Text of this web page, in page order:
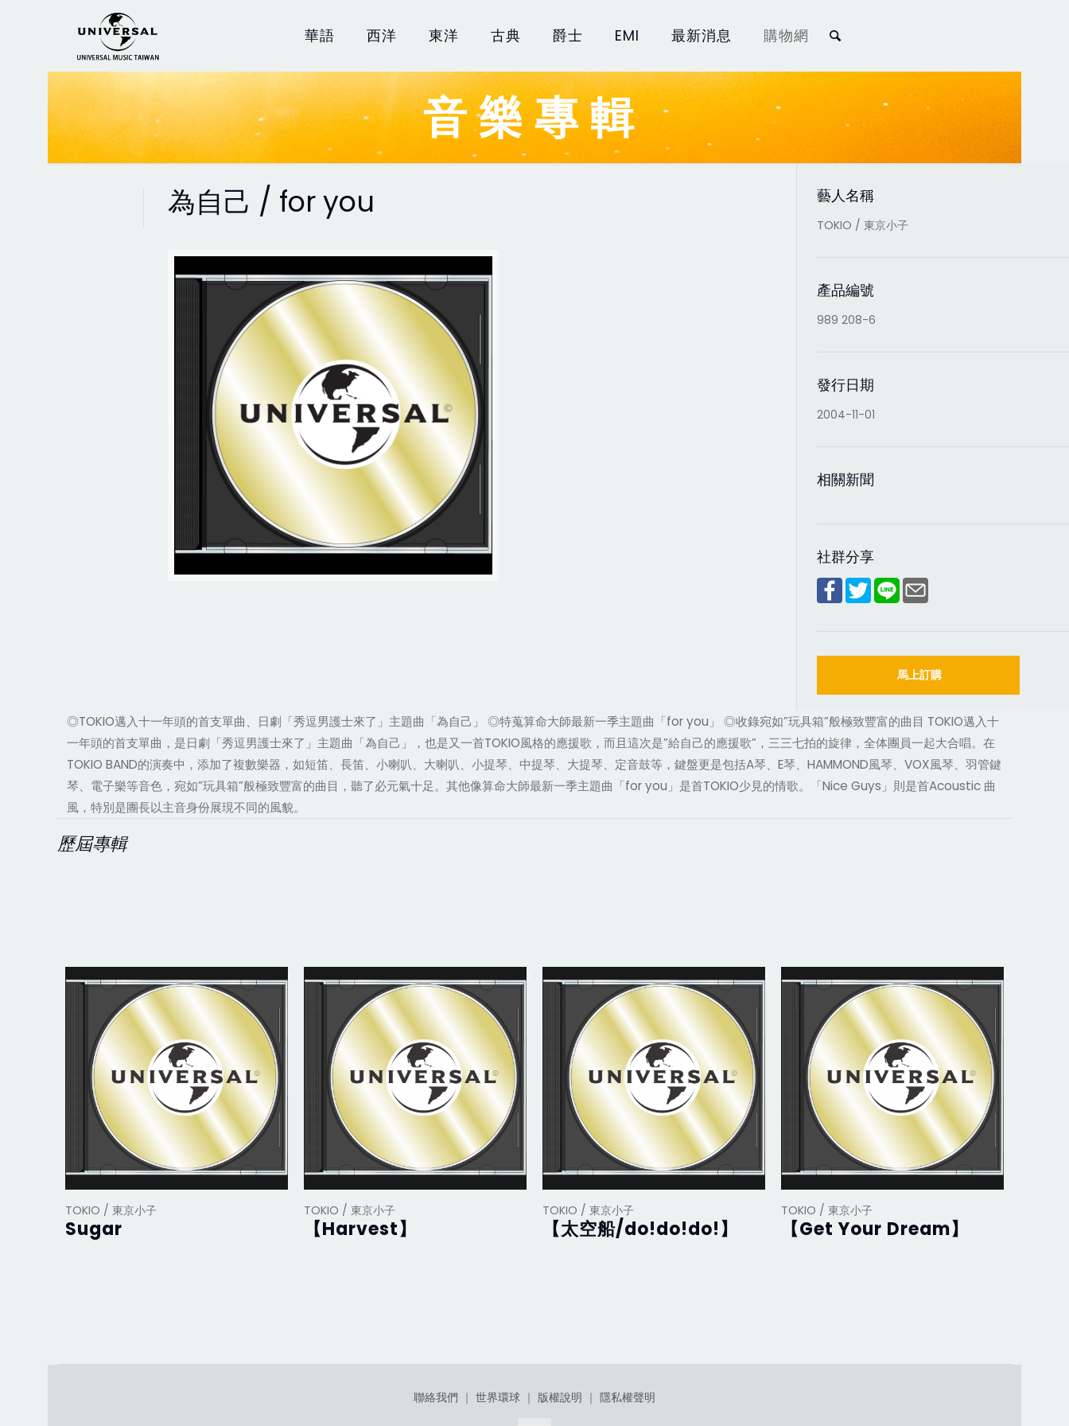
華語 西洋 東洋 古典 爵士 EMI 最新消息 購物網
音樂專輯
為自己 / for you 藝人名稱
TOKIO / 東京小子
產品編號
989 208-6
發行日期
2004-11-01
相關新聞
社群分享
馬上訂購
◎TOKIO邁入十一年頭的首支單曲、日劇「秀逗男護士來了」主題曲「為自己」 ◎特蒐算命大師最新一季主題曲「for you」 ◎收錄宛如”玩具箱”般極致豐富的曲目 TOKIO邁入十
一年頭的首支單曲，是日劇「秀逗男護士來了」主題曲「為自己」，也是又一首TOKIO風格的應援歌，而且這次是”給自己的應援歌”，三三七拍的旋律，全体團員一起大合唱。在
TOKIO BAND的演奏中，添加了複數樂器，如短笛、長笛、小喇叭、大喇叭、小提琴、中提琴、大提琴、定音鼓等，鍵盤更是包括A琴、E琴、HAMMOND風琴、VOX風琴、羽管鍵
琴、電子樂等音色，宛如”玩具箱”般極致豐富的曲目，聽了必元氣十足。其他像算命大師最新一季主題曲「for you」是首TOKIO少見的情歌。「Nice Guys」則是首Acoustic 曲
風，特別是團長以主音身份展現不同的風貌。
歷屆專輯
TOKIO / 東京小子
Sugar
TOKIO / 東京小子
【Harvest】
TOKIO / 東京小子
【太空船/do!do!do!】
TOKIO / 東京小子
【Get Your Dream】
聯絡我們 ｜ 世界環球｜ 版權說明 ｜ 隱私權聲明